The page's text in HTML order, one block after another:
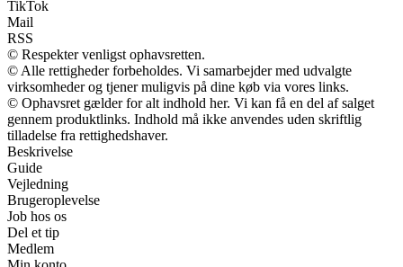
TikTok
Mail
RSS
© Respekter venligst ophavsretten.
© Alle rettigheder forbeholdes. Vi samarbejder med udvalgte
virksomheder og tjener muligvis på dine køb via vores links.
© Ophavsret gælder for alt indhold her. Vi kan få en del af salget
gennem produktlinks. Indhold må ikke anvendes uden skriftlig
tilladelse fra rettighedshaver.
Beskrivelse
Guide
Vejledning
Brugeroplevelse
Job hos os
Del et tip
Medlem